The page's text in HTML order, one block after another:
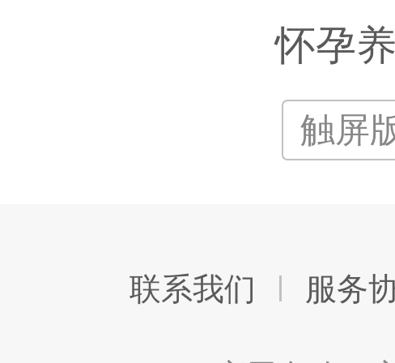
怀孕
触屏
联系我们 服务